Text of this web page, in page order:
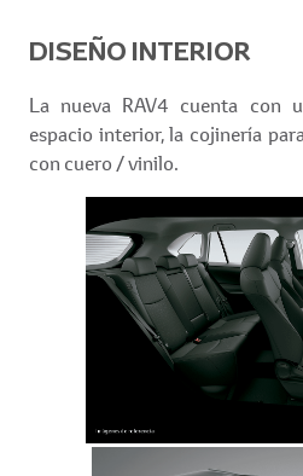
DISEÑO INTERIOR
La nueva RAV4 cuenta con
espacio interior, la cojinería
con cuero / vinilo.